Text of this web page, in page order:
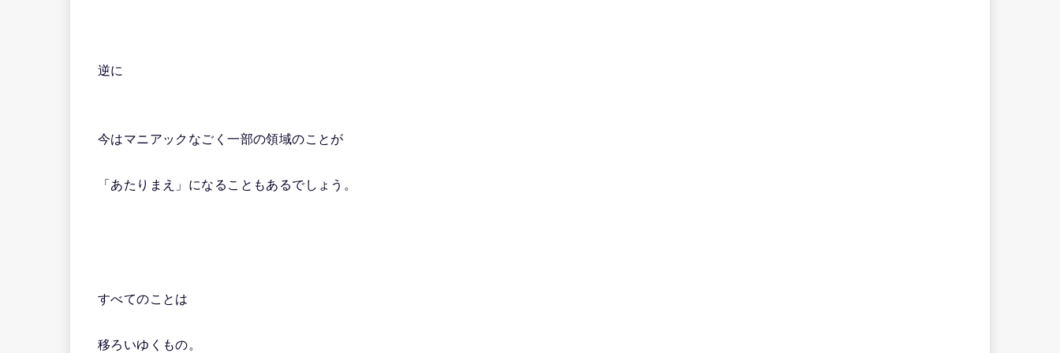
逆に
今はマニアックなごく一部の領域のことが
「あたりまえ」になることもあるでしょう。
すべてのことは
移ろいゆくもの。